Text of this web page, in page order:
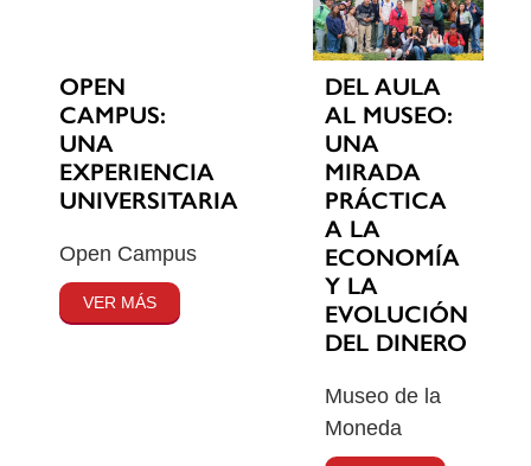
OPEN
CAMPUS:
UNA
EXPERIENCIA
UNIVERSITARIA
Open Campus
VER MÁS
DEL AULA
AL MUSEO:
UNA
MIRADA
PRÁCTICA
A LA
ECONOMÍA
Y LA
EVOLUCIÓN
DEL DINERO
Museo de la
Moneda